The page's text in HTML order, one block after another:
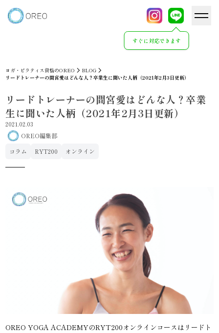
すぐに対応できます
ヨガ・ピラティス資格のOREO
BLOG
リードトレーナーの間宮愛はどんな人？卒業生に聞いた人柄（2021年2月3日更新）
リードトレーナーの間宮愛はどんな人？卒業
生に聞いた人柄（2021年2月3日更新）
2021.02.03
OREO編集部
コラム
RYT200 オンライン
OREO YOGA ACADEMYのRYT200オンラインコースはリードト